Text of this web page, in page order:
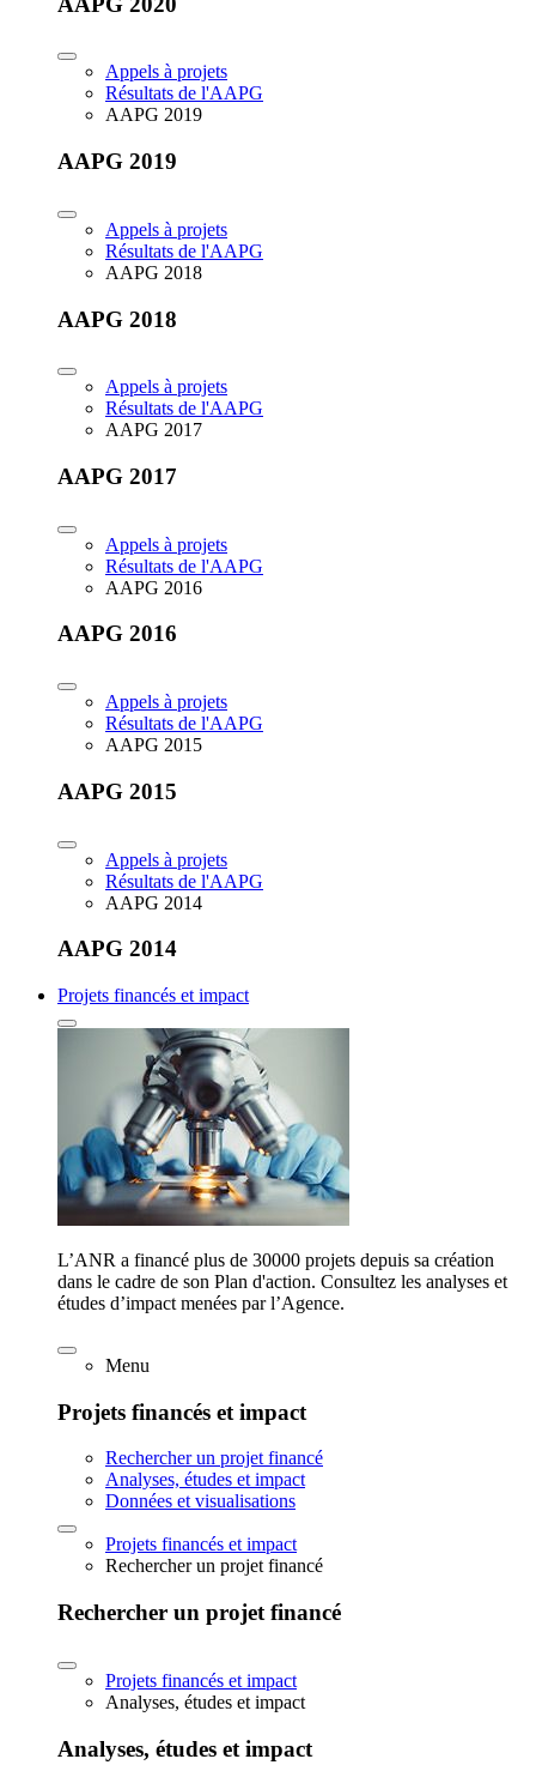
Appels à projets
Résultats de l'AAPG
AAPG 2019
AAPG 2019
Appels à projets
Résultats de l'AAPG
AAPG 2018
AAPG 2018
Appels à projets
Résultats de l'AAPG
AAPG 2017
AAPG 2017
Appels à projets
Résultats de l'AAPG
AAPG 2016
AAPG 2016
Appels à projets
Résultats de l'AAPG
AAPG 2015
AAPG 2015
Appels à projets
Résultats de l'AAPG
AAPG 2014
AAPG 2014
Projets financés et impact
L’ANR a financé plus de 30000 projets depuis sa création
dans le cadre de son Plan d'action. Consultez les analyses et
études d’impact menées par l’Agence.
Menu
Projets financés et impact
Rechercher un projet financé
Analyses, études et impact
Données et visualisations
Projets financés et impact
Rechercher un projet financé
Rechercher un projet financé
Projets financés et impact
Analyses, études et impact
Analyses, études et impact